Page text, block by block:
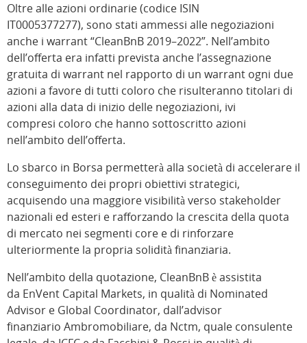
Oltre alle azioni ordinarie (codice ISIN
IT0005377277), sono stati ammessi alle negoziazioni
anche i warrant “CleanBnB 2019–2022”. Nell’ambito
dell’offerta era infatti prevista anche l’assegnazione
gratuita di warrant nel rapporto di un warrant ogni due
azioni a favore di tutti coloro che risulteranno titolari di
azioni alla data di inizio delle negoziazioni, ivi
compresi coloro che hanno sottoscritto azioni
nell’ambito dell’offerta.
Lo sbarco in Borsa permetterà alla società di accelerare il
conseguimento dei propri obiettivi strategici,
acquisendo una maggiore visibilità verso stakeholder
nazionali ed esteri e rafforzando la crescita della quota
di mercato nei segmenti core e di rinforzare
ulteriormente la propria solidità finanziaria.
Nell’ambito della quotazione, CleanBnB è assistita
da EnVent Capital Markets, in qualità di Nominated
Advisor e Global Coordinator, dall’advisor
finanziario Ambromobiliare, da Nctm, quale consulente